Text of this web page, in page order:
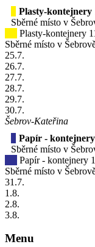
Plasty-kontejnery
Sběrné místo v
Plasty-kontejnery
Sběrné místo v
25.7.
26.7.
27.7.
28.7.
29.7.
30.7.
Šebrov-Kateřina
Papír -
Sběrné místo v
Papír - kontejnery
Sběrné místo v
31 .7.
1 .8.
2.8.
3.8.
Menu